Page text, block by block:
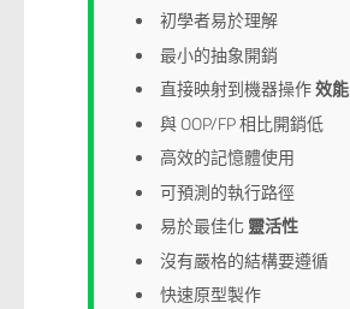
初學者易於理解
最小的抽象開銷
直接映射到機器操作效能
與 OOP/FP 相比開銷低
高效的記憶體使用
可預測的執行路徑
易於最佳化靈活性
沒有嚴格的結構要遵循
快速原型製作